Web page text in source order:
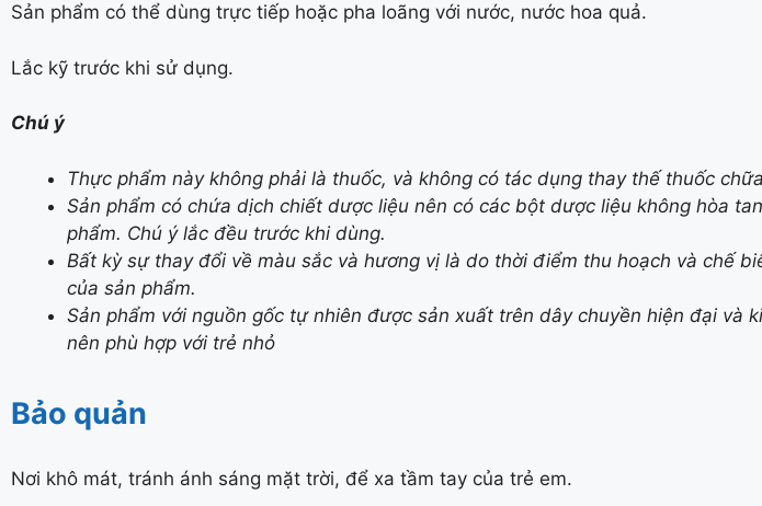
Sản phẩm có thể dùng trực tiếp hoặc pha loãng với nước, nước hoa quả.
Lắc kỹ trước khi sử dụng.
Chú ý
Thực phẩm này không phải là thuốc, và không có tác dụng thay thế thuốc
Sản phẩm có chứa dịch chiết dược liệu nên có các bột dược liệu không hòa
phẩm. Chú ý lắc đều trước khi dùng.
Bất kỳ sự thay đổi về màu sắc và hương vị là do thời điểm thu hoạch và chế
của sản phẩm.
Sản phẩm với nguồn gốc tự nhiên được sản xuất trên dây chuyền hiện đại và
nên phù hợp với trẻ nhỏ
Bảo quản
Nơi khô mát, tránh ánh sáng mặt trời, để xa tầm tay của trẻ em.